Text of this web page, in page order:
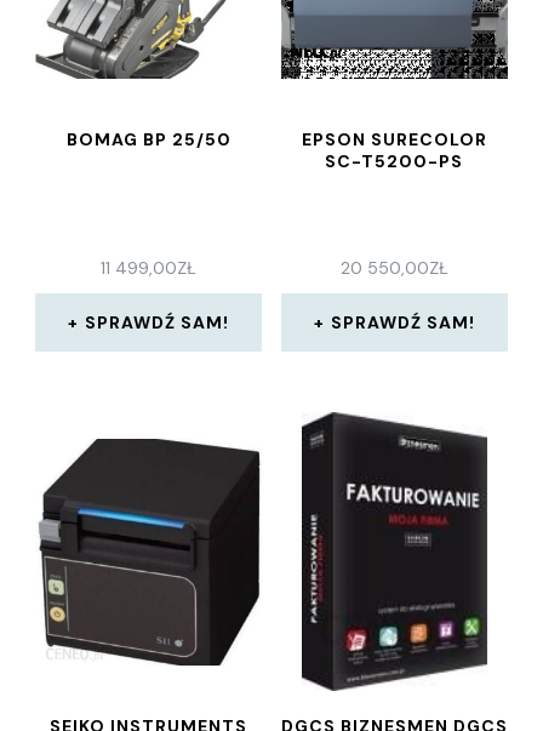
BOMAG BP 25/50
11 499,00ZŁ
SPRAWDŹ SAM!
EPSON SURECOLOR
SC-T5200-PS
20 550,00ZŁ
SPRAWDŹ SAM!
SEIKO INSTRUMENTS DGCS BIZNESMEN DGCS